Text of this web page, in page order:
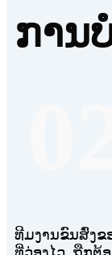
ການ
ທີມງານຂົນສົ່ງຂ